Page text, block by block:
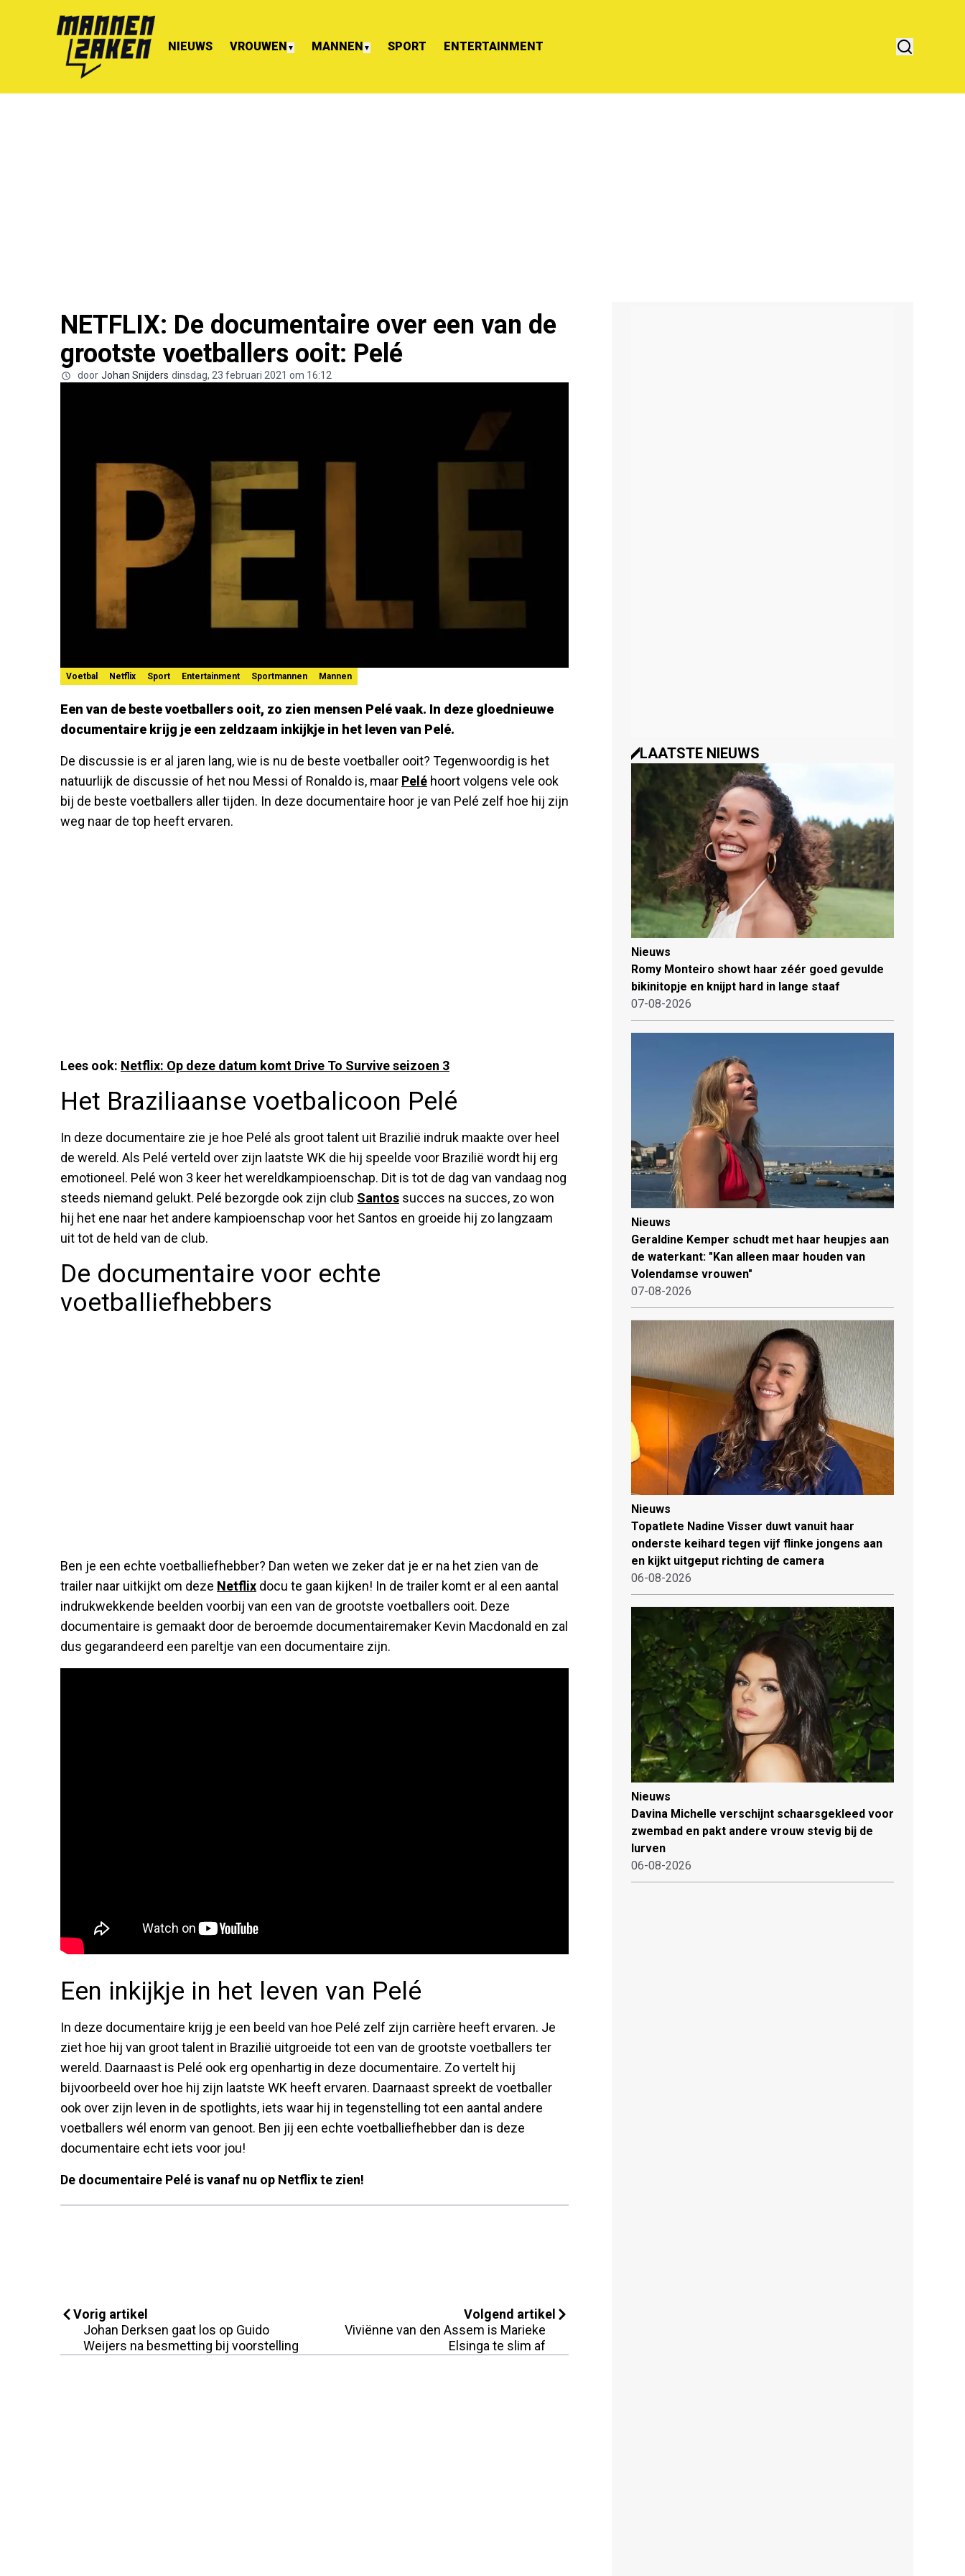
NIEUWS VROUWEN ▼ MANNEN ▼ SPORT ENTERTAINMENT
NETFLIX: De documentaire over een van de
grootste voetballers ooit: Pelé
door Johan Snijders dinsdag, 23 februari 2021 om 16:12
Voetbal Netflix Sport Entertainment Sportmannen Mannen
Een van de beste voetballers ooit, zo zien mensen Pelé vaak. In deze gloednieuwe
documentaire krijg je een zeldzaam inkijkje in het leven van Pelé.
De discussie is er al jaren lang, wie is nu de beste voetballer ooit? Tegenwoordig is het
natuurlijk de discussie of het nou Messi of Ronaldo is, maar Pelé hoort volgens vele ook
bij de beste voetballers aller tijden. In deze documentaire hoor je van Pelé zelf hoe hij zijn
weg naar de top heeft ervaren.
Lees ook: Netflix: Op deze datum komt Drive To Survive seizoen 3
Het Braziliaanse voetbalicoon Pelé
In deze documentaire zie je hoe Pelé als groot talent uit Brazilië indruk maakte over heel
de wereld. Als Pelé verteld over zijn laatste WK die hij speelde voor Brazilië wordt hij erg
emotioneel. Pelé won 3 keer het wereldkampioenschap. Dit is tot de dag van vandaag nog
steeds niemand gelukt. Pelé bezorgde ook zijn club Santos succes na succes, zo won
hij het ene naar het andere kampioenschap voor het Santos en groeide hij zo langzaam
uit tot de held van de club.
De documentaire voor echte
voetballiefhebbers
Ben je een echte voetballiefhebber? Dan weten we zeker dat je er na het zien van de
trailer naar uitkijkt om deze Netflix docu te gaan kijken! In de trailer komt er al een aantal
indrukwekkende beelden voorbij van een van de grootste voetballers ooit. Deze
documentaire is gemaakt door de beroemde documentairemaker Kevin Macdonald en zal
dus gegarandeerd een pareltje van een documentaire zijn.
Een inkijkje in het leven van Pelé
In deze documentaire krijg je een beeld van hoe Pelé zelf zijn carrière heeft ervaren. Je
ziet hoe hij van groot talent in Brazilië uitgroeide tot een van de grootste voetballers ter
wereld. Daarnaast is Pelé ook erg openhartig in deze documentaire. Zo vertelt hij
bijvoorbeeld over hoe hij zijn laatste WK heeft ervaren. Daarnaast spreekt de voetballer
ook over zijn leven in de spotlights, iets waar hij in tegenstelling tot een aantal andere
voetballers wél enorm van genoot. Ben jij een echte voetballiefhebber dan is deze
documentaire echt iets voor jou!
De documentaire Pelé is vanaf nu op Netflix te zien!
Vorig artikel
Johan Derksen gaat los op Guido
Weijers na besmetting bij voorstelling
Volgend artikel
Viviënne van den Assem is Marieke
Elsinga te slim af
LAATSTE NIEUWS
Nieuws
Romy Monteiro showt haar zéér goed gevulde
bikinitopje en knijpt hard in lange staaf
07-08-2026
Nieuws
Geraldine Kemper schudt met haar heupjes aan
de waterkant: "Kan alleen maar houden van
Volendamse vrouwen"
07-08-2026
Nieuws
Topatlete Nadine Visser duwt vanuit haar
onderste keihard tegen vijf flinke jongens aan
en kijkt uitgeput richting de camera
06-08-2026
Nieuws
Davina Michelle verschijnt schaarsgekleed voor
zwembad en pakt andere vrouw stevig bij de
lurven
06-08-2026